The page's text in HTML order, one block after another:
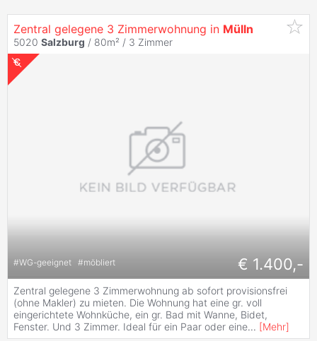
Zentral gelegene 3 Zimmerwohnung in Mülln
5020 Salzburg / 80m² / 3 Zimmer
#WG-geeignet #möbliert € 1.400,-
Zentral gelegene 3 Zimmerwohnung ab sofort provisionsfrei
(ohne Makler) zu mieten. Die Wohnung hat eine gr. voll
eingerichtete Wohnküche, ein gr. Bad mit Wanne, Bidet,
Fenster. Und 3 Zimmer. Ideal für ein Paar oder eine... [Mehr]